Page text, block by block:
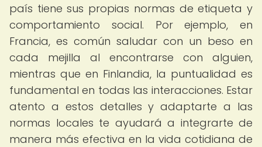
país tiene sus propias normas de etiqueta y
comportamiento social. Por ejemplo, en
Francia, es común saludar con un beso en
cada mejilla al encontrarse con alguien,
mientras que en Finlandia, la puntualidad es
fundamental en todas las interacciones. Estar
atento a estos detalles y adaptarte a las
normas locales te ayudará a integrarte de
manera más efectiva en la vida cotidiana de